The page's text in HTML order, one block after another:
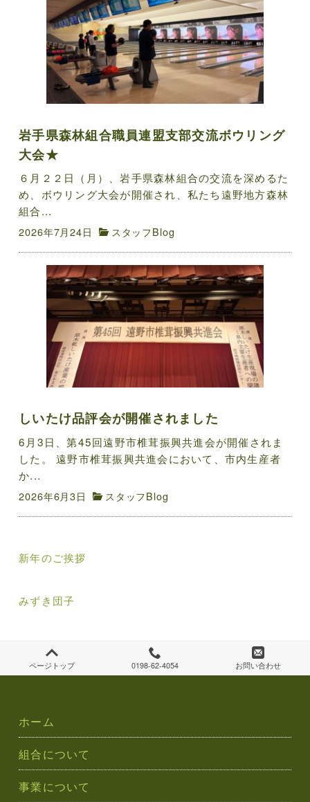
岩手県森林組合職員連盟支部交流ボウリング
大会★
６月２２日（月）、岩手県森林組合の交流を深めるた
め、ボウリング大会が開催され、私たち遠野地方森林
組合...
2026年7月24日 スタッフBlog
しいたけ品評会が開催されました
6月3日、第45回遠野市椎茸振興共進会が開催されま
した。 遠野市椎茸振興共進会において、市内生産者
か...
2026年6月3日 スタッフBlog
投
ナ
ー
ョ
ン
新年のご挨拶
みずき団子
ページトップ 0198-62-4054 お問い合わせ
ホーム
組合について
事業について